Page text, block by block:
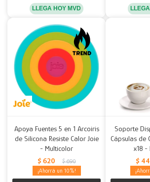
LLEGA HOY MVD
Apoya Fuentes 5 en 1 Arcoiris
de Silicona Resiste Calor Joie
- Multicolor
$ 620 $ 690
10
Soporte
Cápsulas de
x18 -
$